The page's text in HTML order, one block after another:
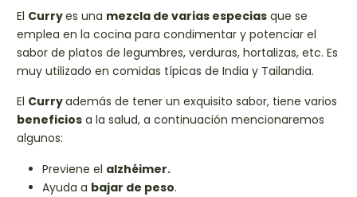
El Curryes una mezcla de varias especias que se
emplea en la cocina para condimentar y potenciar el
sabor de platos de legumbres, verduras, hortalizas, etc. Es
muy utilizado en comidas típicas de India y Tailandia.
El Curryademás de tener un exquisito sabor, tiene varios
beneficios a la salud, a continuación mencionaremos
algunos:
Previene el alzhéimer.
Ayuda a bajar de peso.